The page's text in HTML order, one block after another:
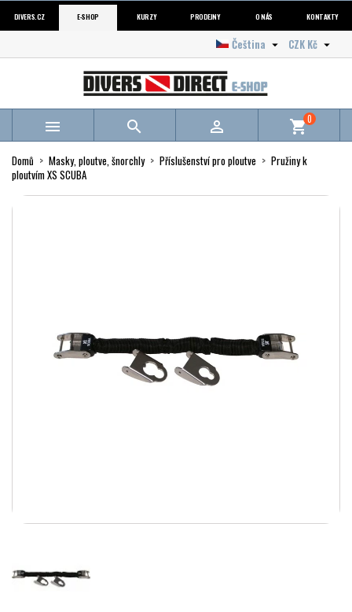
DIVERS.CZ E-SHOP KURZY PRODEJNY O NÁS KONTAKTY
CZK Kč 
Čeština 
   shopping_cart0
Domů Masky, ploutve, šnorchly Příslušenství pro ploutve
Pružiny k
ploutvím XS SCUBA